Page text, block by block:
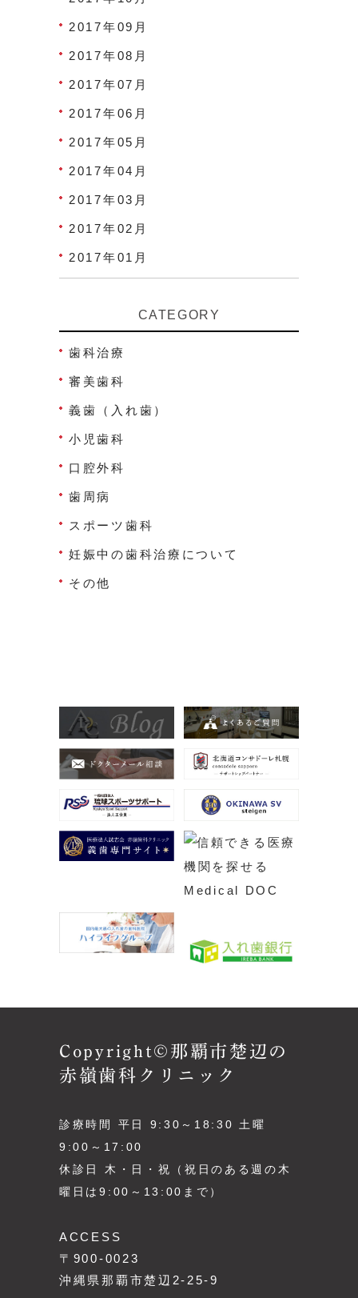
2017年09月
2017年08月
2017年07月
2017年06月
2017年05月
2017年04月
2017年03月
2017年02月
2017年01月
CATEGORY
歯科治療
審美歯科
義歯（入れ歯）
小児歯科
口腔外科
歯周病
スポーツ歯科
妊娠中の歯科治療について
その他
Copyright©那覇市楚辺の
赤嶺歯科クリニック
診療時間 平日 9:30～18:30 土曜
9:00～17:00
休診日 木・日・祝（祝日のある週の木
曜日は9:00～13:00まで）
ACCESS
〒900-0023
沖縄県那覇市楚辺2-25-9